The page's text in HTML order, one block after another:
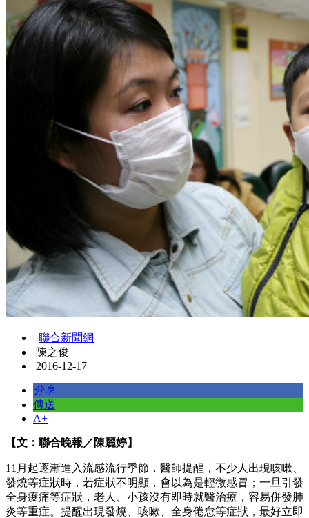
聯合新聞網
陳之俊
2016-12-17
分享
傳送
A+
【文：聯合晚報／陳麗婷】
11月起逐漸進入流感流行季節，醫師提醒，不少人出現咳嗽、
發燒等症狀時，若症狀不明顯，會以為是輕微感冒；一旦引發
全身痠痛等症狀，老人、小孩沒有即時就醫治療，容易併發肺
炎等重症。提醒出現發燒、咳嗽、全身倦怠等症狀，最好立即